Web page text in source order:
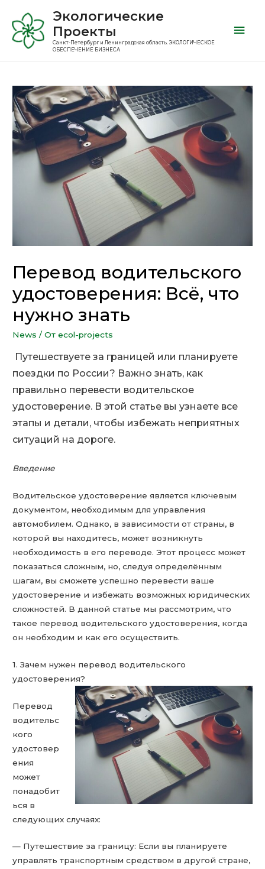
Экологические
Проекты
Санкт-Петербург и Ленинградская область. ЭКОЛОГИЧЕСКОЕ
ОБЕСПЕЧЕНИЕ БИЗНЕСА
Перевод водительского
удостоверения: Всё, что
нужно знать
News / От ecol-projects
Путешествуете за границей или планируете
поездки по России? Важно знать, как
правильно перевести водительское
удостоверение. В этой статье вы узнаете все
этапы и детали, чтобы избежать неприятных
ситуаций на дороге.
Введение
Водительское удостоверение является ключевым
документом, необходимым для управления
автомобилем. Однако, в зависимости от страны, в
которой вы находитесь, может возникнуть
необходимость в его переводе. Этот процесс может
показаться сложным, но, следуя определённым
шагам, вы сможете успешно перевести ваше
удостоверение и избежать возможных юридических
сложностей. В данной статье мы рассмотрим, что
такое перевод водительского удостоверения, когда
он необходим и как его осуществить.
1. Зачем нужен перевод водительского
удостоверения?
Перевод
водительс
кого
удостовер
ения
может
понадобит
ься в
следующих случаях:
— Путешествие за границу: Если вы планируете
управлять транспортным средством в другой стране,